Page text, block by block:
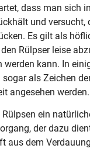
dass man sich
und versucht,
Es gilt als
Rülpser leise
werden kann. In
sogar als Zeichen
angesehen werden.
ein
der dazu
aus dem